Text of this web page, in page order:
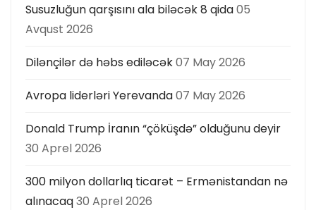
Susuzluğun qarşısını ala biləcək 8 qida05
Avqust 2026
Dilənçilər də həbs ediləcək07 May 2026
Avropa liderləri Yerevanda07 May 2026
Donald Trump İranın “çöküşdə” olduğunu deyir
30 Aprel 2026
300 milyon dollarlıq ticarət – Ermənistandan nə
alınacaq30 Aprel 2026